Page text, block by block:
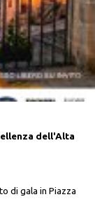
dell'Alta
di gala in Piazza